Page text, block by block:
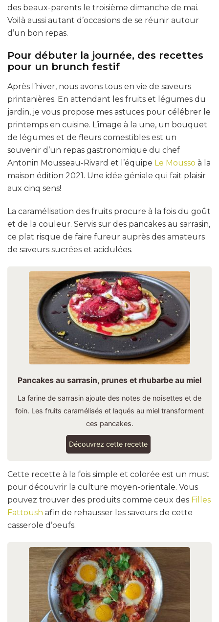
des beaux-parents le troisième dimanche de mai.
Voilà aussi autant d’occasions de se réunir autour
d’un bon repas.
Pour débuter la journée, des recettes
pour un brunch festif
Après l’hiver, nous avons tous en vie de saveurs
printanières. En attendant les fruits et légumes du
jardin, je vous propose mes astuces pour célébrer le
printemps en cuisine. L’image à la une, un bouquet
de légumes et de fleurs comestibles est un
souvenir d’un repas gastronomique du chef
Antonin Mousseau-Rivard et l’équipe Le Mousso à la
maison édition 2021. Une idée géniale qui fait plaisir
aux cinq sens!
La caramélisation des fruits procure à la fois du goût
et de la couleur. Servis sur des pancakes au sarrasin,
ce plat risque de faire fureur auprès des amateurs
de saveurs sucrées et acidulées.
Pancakes au sarrasin, prunes et rhubarbe au miel
La farine de sarrasin ajoute des notes de noisettes et de
foin. Les fruits caramélisés et laqués au miel transforment
ces pancakes.
Découvrez cette recette
Cette recette à la fois simple et colorée est un must
pour découvrir la culture moyen-orientale. Vous
pouvez trouver des produits comme ceux des Filles
Fattoush afin de rehausser les saveurs de cette
casserole d’oeufs.